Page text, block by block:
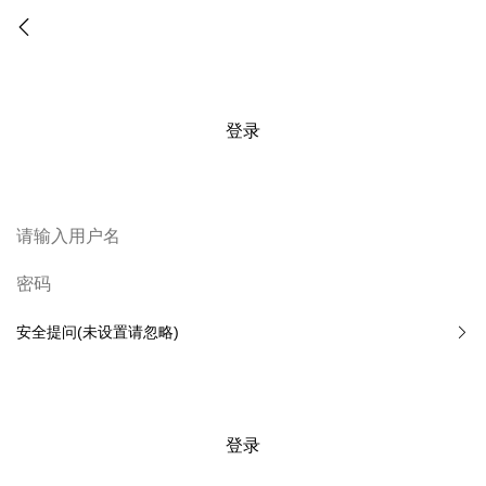
登录
安全提问(未设置请忽略)
登录